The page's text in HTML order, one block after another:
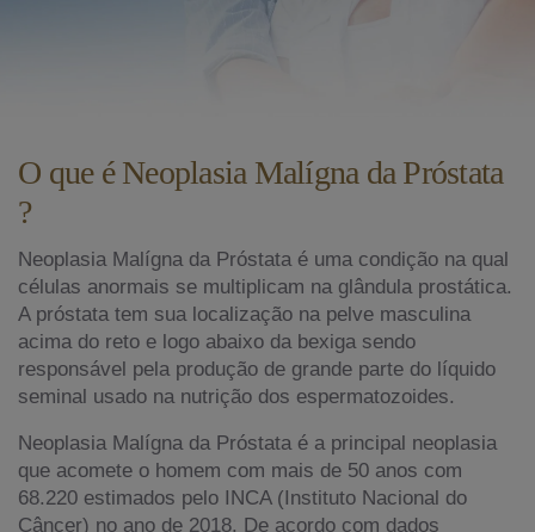
O que é Neoplasia Malígna da Próstata
?
Neoplasia Malígna da Próstata é uma condição na qual
células anormais se multiplicam na glândula prostática.
A próstata tem sua localização na pelve masculina
acima do reto e logo abaixo da bexiga sendo
responsável pela produção de grande parte do líquido
seminal usado na nutrição dos espermatozoides.
Neoplasia Malígna da Próstata é a principal neoplasia
que acomete o homem com mais de 50 anos com
68.220 estimados pelo INCA (Instituto Nacional do
Câncer) no ano de 2018. De acordo com dados